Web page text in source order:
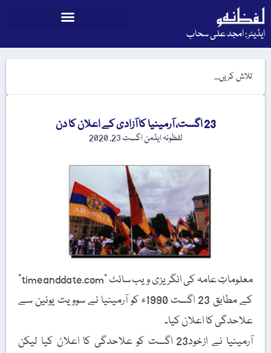
ایڈیٹر: امجد علی سحاب
23 اگست، آرمینیا کا آزادی کے اعلان کا دن
لفظونہ ایڈمناگست 23, 2020
معلوماتِ عامہ کی انگریزی ویب سائٹ "timeanddate.com”
کے مطابق 23 اگست 1990ء کو آرمینیا نے سوویت یونین سے
علاحدگی کا اعلان کیا۔
آرمینیا نے ازخود23 اگست کو علاحدگی کا اعلان کیا لیکن